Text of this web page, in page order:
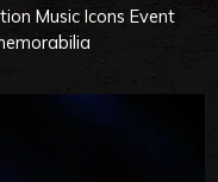
Music Icons Event